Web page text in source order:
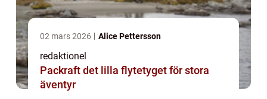
02 mars 2026 Alice Pettersson
redaktionel
Packraft det lilla flytetyget för stora
äventyr